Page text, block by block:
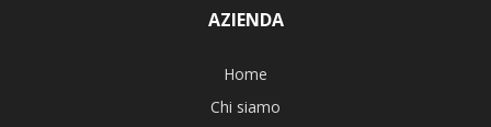
AZIENDA
Home
Chi siamo